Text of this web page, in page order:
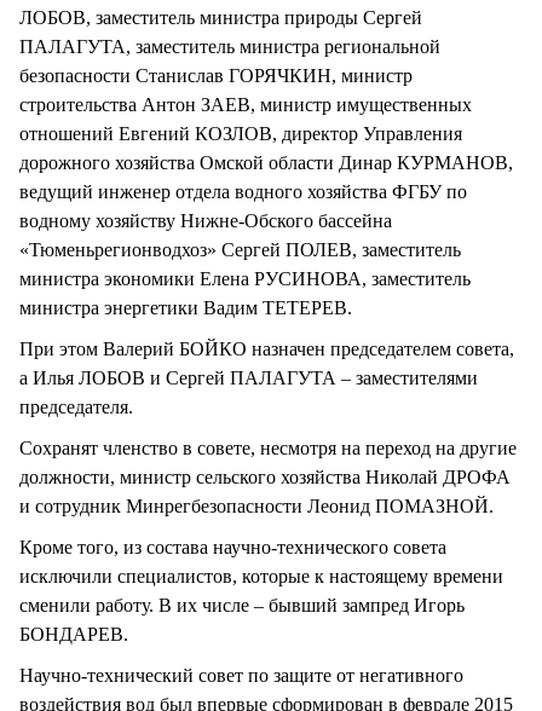
ЛОБОВ, заместитель министра природы Сергей
ПАЛАГУТА, заместитель министра региональной
безопасности Станислав ГОРЯЧКИН, министр
строительства Антон ЗАЕВ, министр имущественных
отношений Евгений КОЗЛОВ, директор Управления
дорожного хозяйства Омской области Динар КУРМАНОВ,
ведущий инженер отдела водного хозяйства ФГБУ по
водному хозяйству Нижне-Обского бассейна
«Тюменьрегионводхоз» Сергей ПОЛЕВ, заместитель
министра экономики Елена РУСИНОВА, заместитель
министра энергетики Вадим ТЕТЕРЕВ.
При этом Валерий БОЙКО назначен председателем совета,
а Илья ЛОБОВ и Сергей ПАЛАГУТА – заместителями
председателя.
Сохранят членство в совете, несмотря на переход на другие
должности, министр сельского хозяйства Николай ДРОФА
и сотрудник Минрегбезопасности Леонид ПОМАЗНОЙ.
Кроме того, из состава научно-технического совета
исключили специалистов, которые к настоящему времени
сменили работу. В их числе – бывший зампред Игорь
БОНДАРЕВ.
Научно-технический совет по защите от негативного
воздействия вод был впервые сформирован в феврале 2015